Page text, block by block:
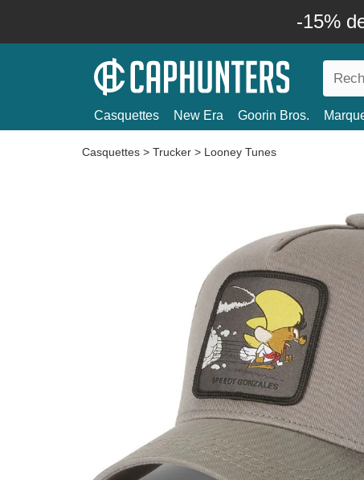
-15%
Casquettes New Era Goorin Bros.
Casquettes > Trucker > Looney Tunes